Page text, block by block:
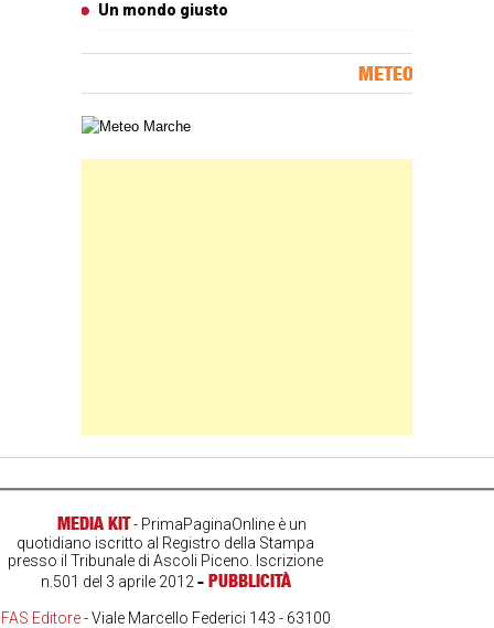
Un mondo giusto
METEO
Carta meteorologica delle Marche
MEDIA KIT- PrimaPaginaOnline è un
quotidiano iscritto al Registro della Stampa
presso il Tribunale di Ascoli Piceno. Iscrizione
n.501 del 3 aprile 2012- PUBBLICITÀ
FAS Editore- Viale Marcello Federici 143 - 63100